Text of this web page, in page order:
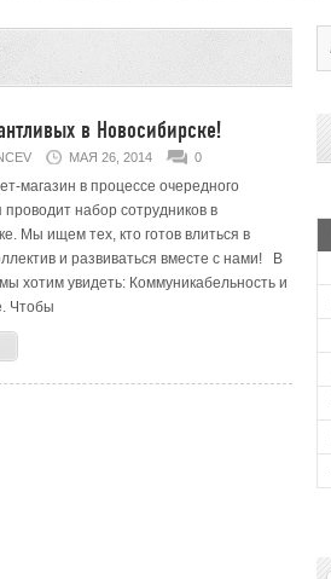
в Новосибирске!
МАЯ 26, 2014 0
магазин в процессе очередного
набор сотрудников в
Мы ищем тех, кто готов влиться в
и развиваться вместе с нами! В
хотим увидеть: Коммуникабельность и
Чтобы